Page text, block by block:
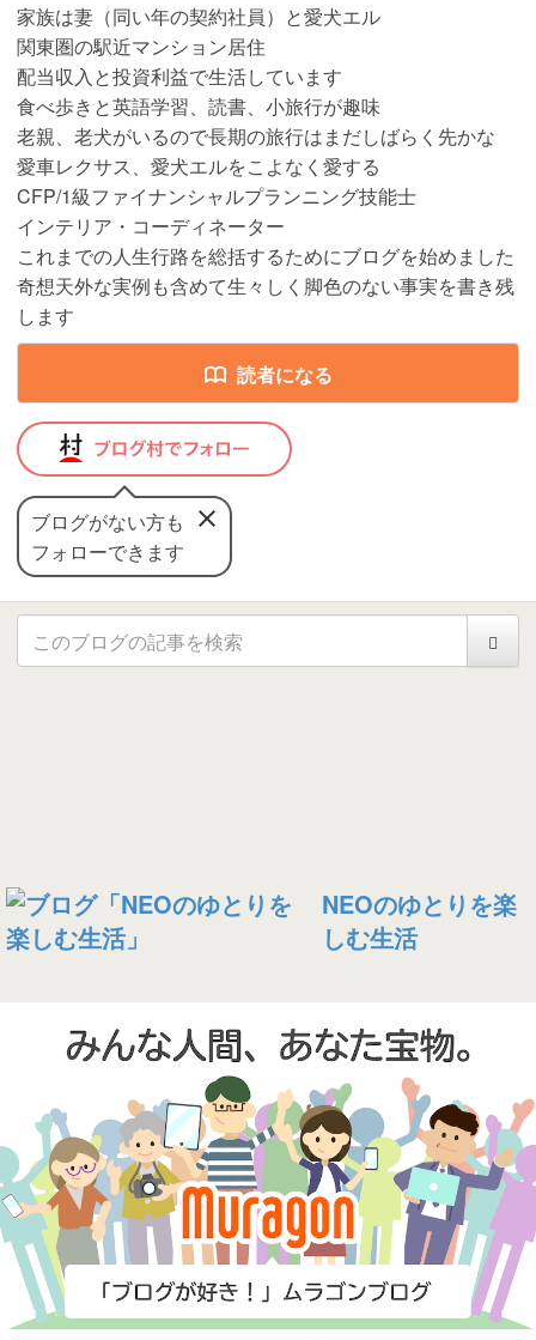
家族は妻（同い年の契約社員）と愛犬エル
関東圏の駅近マンション居住
配当収入と投資利益で生活しています
食べ歩きと英語学習、読書、小旅行が趣味
老親、老犬がいるので長期の旅行はまだしばらく先かな
愛車レクサス、愛犬エルをこよなく愛する
CFP/1級ファイナンシャルプランニング技能士
インテリア・コーディネーター
これまでの人生行路を総括するためにブログを始めました
奇想天外な実例も含めて生々しく脚色のない事実を書き残
します
読者になる
ブログがない方も
フォローできます
NEOのゆとりを楽
しむ生活